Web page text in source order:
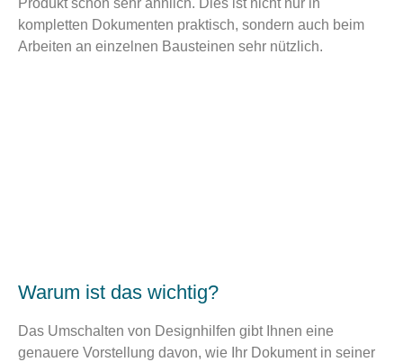
kompletten Dokumenten praktisch, sondern auch beim
Arbeiten an einzelnen Bausteinen sehr nützlich.
Warum ist das wichtig?
Das Umschalten von Designhilfen gibt Ihnen eine
genauere Vorstellung davon, wie Ihr Dokument in seiner